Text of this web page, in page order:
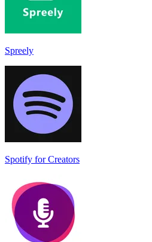
Spreely
Spotify for Creators